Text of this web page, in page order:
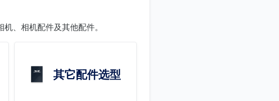
、相机配件及其他配件。
其它配件选型